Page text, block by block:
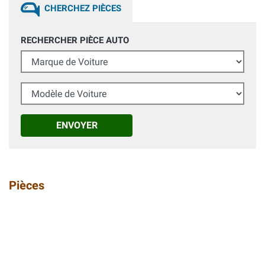
CHERCHEZ PIÈCES
RECHERCHER PIÈCE AUTO
Marque de Voiture
Modèle de Voiture
ENVOYER
Pièces